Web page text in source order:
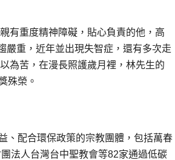
有重度精神障礙，貼心負責的他，高
嚴重，近年並出現失智症，還有多次走
為苦，在漫長照護歲月裡，林先生的
殊榮。
、配合環保政策的宗教團體，包括萬春
法人台灣台中聖教會等82家通過低碳